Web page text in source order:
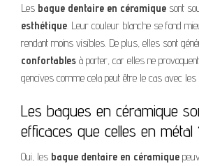
Les bague dentaire en céramique sont
esthétique. Leur couleur blanche se fond
rendant moins visibles. De plus, elles sont
confortables à porter, car elles ne
gencives comme cela peut être le cas avec les
Les bagues en céramique
efficaces que celles en métal
Oui, les bague dentaire en céramique